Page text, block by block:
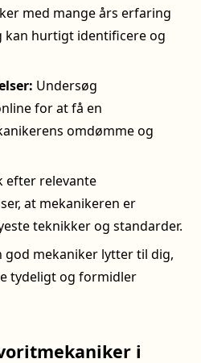
med mange års erfaring
kan hurtigt identificere og
Undersøg
for at få en
omdømme og
efter relevante
at mekanikeren er
teknikker og standarder.
god mekaniker lytter til dig,
tydeligt og formidler
i